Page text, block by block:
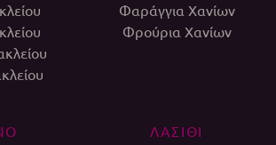
Φαράγγια Χανίων
Φρούρια Χανίων
ΛΑΣΙΘΙ